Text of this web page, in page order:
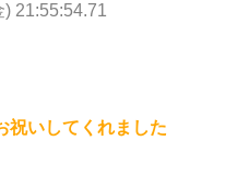
21:55:54.71
祝いしてくれました